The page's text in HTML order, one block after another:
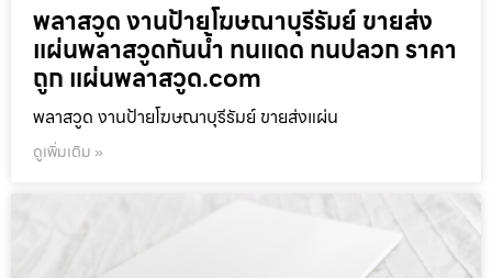
พลาสวูด งานป้ายโฆษณาบุรีรัมย์ ขายส่ง
แผ่นพลาสวูดกันน้ำ ทนแดด ทนปลวก ราคา
ถูก แผ่นพลาสวูด.com
พลาสวูด งานป้ายโฆษณาบุรีรัมย์ ขายส่งแผ่น
ดูเพิ่มเติม »